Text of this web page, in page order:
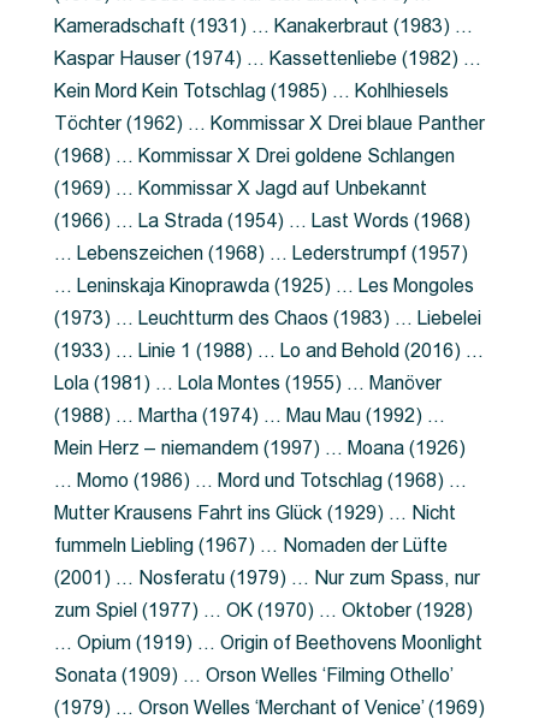
Kameradschaft (1931) … Kanakerbraut (1983) …
Kaspar Hauser (1974) … Kassettenliebe (1982) …
Kein Mord Kein Totschlag (1985) … Kohlhiesels
Töchter (1962) … Kommissar X Drei blaue Panther
(1968) … Kommissar X Drei goldene Schlangen
(1969) … Kommissar X Jagd auf Unbekannt
(1966) … La Strada (1954) … Last Words (1968)
… Lebenszeichen (1968) … Lederstrumpf (1957)
… Leninskaja Kinoprawda (1925) … Les Mongoles
(1973) … Leuchtturm des Chaos (1983) … Liebelei
(1933) … Linie 1 (1988) … Lo and Behold (2016) …
Lola (1981) … Lola Montes (1955) … Manöver
(1988) … Martha (1974) … Mau Mau (1992) …
Mein Herz – niemandem (1997) … Moana (1926)
… Momo (1986) … Mord und Totschlag (1968) …
Mutter Krausens Fahrt ins Glück (1929) … Nicht
fummeln Liebling (1967) … Nomaden der Lüfte
(2001) … Nosferatu (1979) … Nur zum Spass, nur
zum Spiel (1977) … OK (1970) … Oktober (1928)
… Opium (1919) … Origin of Beethovens Moonlight
Sonata (1909) … Orson Welles ‘Filming Othello’
(1979) … Orson Welles ‘Merchant of Venice’ (1969)